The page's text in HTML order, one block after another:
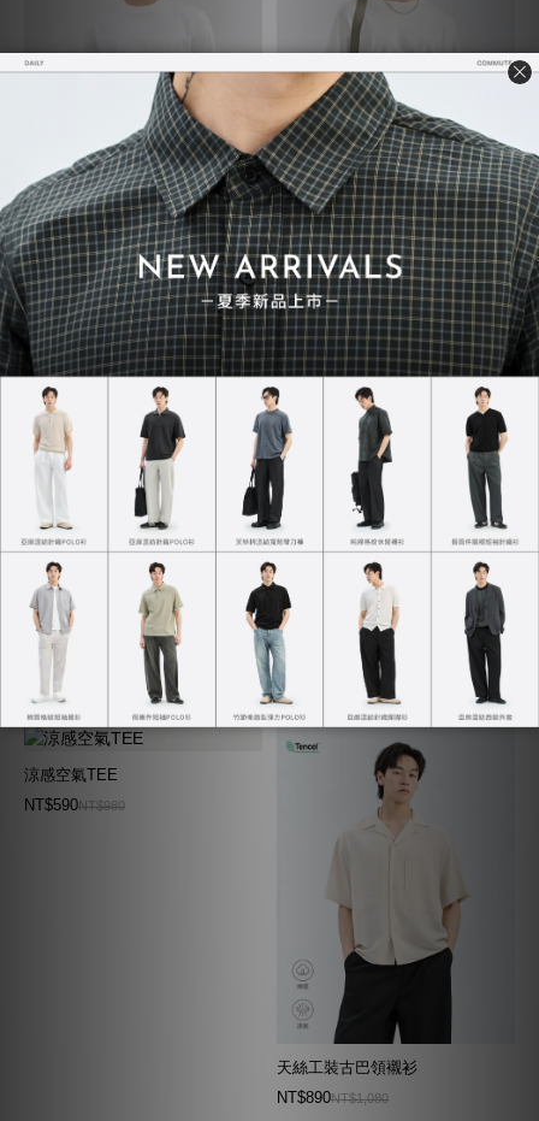
質感TEE 7.0
NT$730NT$780
超級重磅TEE
NT$748NT$850
全方位直筒長褲
NT$1,406
NT$1,480
亞麻棉質長褲
NT$990
NT$1,180
涼感空氣TEE
NT$590NT$980
天絲工裝古巴領襯衫
NT$890NT$1,080